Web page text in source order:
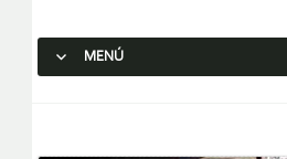
MENÚ